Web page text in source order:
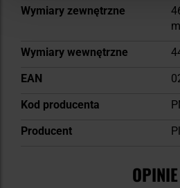
Wymiary zewnętrzne
Wymiary wewnętrzne
EAN
Kod producenta
Producent
OPINIE